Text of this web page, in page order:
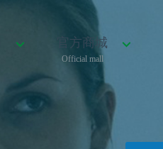
官方商城
Official mall